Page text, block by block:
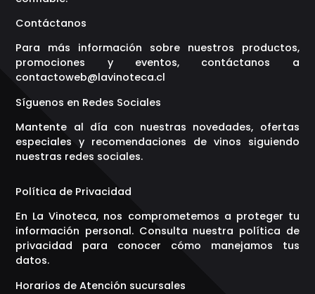
Contáctanos
Para más información sobre nuestros productos,
promociones y eventos, contáctanos a
contactoweb@lavinoteca.cl
Síguenos en Redes Sociales
Mantente al día con nuestras novedades, ofertas
especiales y recomendaciones de vinos siguiendo
nuestras redes sociales.
Política de Privacidad
En La Vinoteca, nos comprometemos a proteger tu
información personal. Consulta nuestra política de
privacidad para conocer cómo manejamos tus
datos.
Horarios de Atención sucursales